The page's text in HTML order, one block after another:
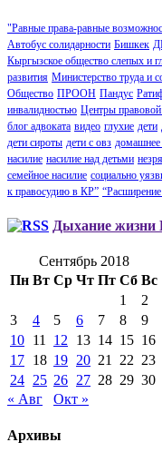
"Равные права-равные
Автобус солидарности Бишкек
Кыргызское общество слепых и
развития Министерство труда и
Общество ПРООН Пандус
инвалидностью Центры
блог адвоката видео глухие дети
дети сироты дети с овз домашнее
насилие насилие над детьми
семейное насилие социально
к правосудию в КР”
Дыхание жизни
Сентябрь 2018
Пн Вт Ср Чт Пт Сб Вс
1
2
3
4 5 6 7 8
9
10 11 12 13 14 15 16
17 18 19 20 21 22 23
24 25 26 27 28 29 30
« Авг
Окт »
Архивы